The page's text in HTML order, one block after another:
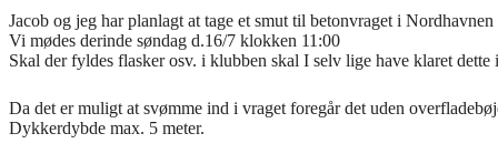
Jacob og jeg har planlagt at tage et smut til betonvraget i
Vi mødes derinde søndag d.16/7 klokken 11:00
Skal der fyldes flasker osv. i klubben skal I selv lige have klaret dette
Da det er muligt at svømme ind i vraget foregår det uden
Dykkerdybde max. 5 meter.